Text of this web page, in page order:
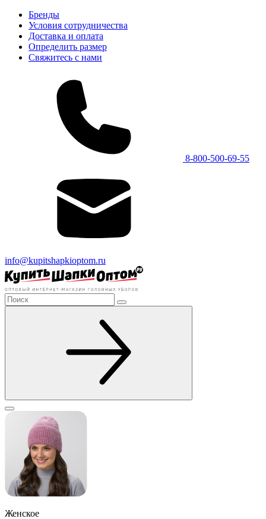
Бренды
Условия сотрудничества
Доставка и оплата
Определить размер
Свяжитесь с нами
8-800-500-69-55
info@kupitshapkioptom.ru
Женское